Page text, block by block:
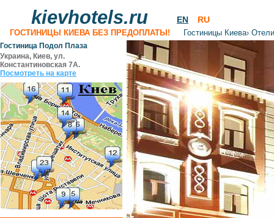
kievhotels.ru EN RU
ГОСТИНИЦЫ КИЕВА БЕЗ ПРЕДОПЛАТЫ! Гостиницы Киева›
Гостиница Подол Плаза
Украина, Киев, ул.
Константиновская 7А.
Посмотреть на карте